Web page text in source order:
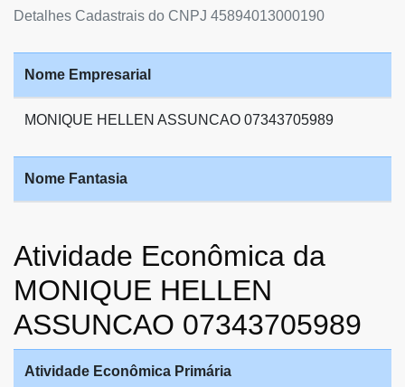
Detalhes Cadastrais do CNPJ 45894013000190
Nome Empresarial
MONIQUE HELLEN ASSUNCAO 07343705989
Nome Fantasia
Atividade Econômica da
MONIQUE HELLEN
ASSUNCAO 07343705989
Atividade Econômica Primária